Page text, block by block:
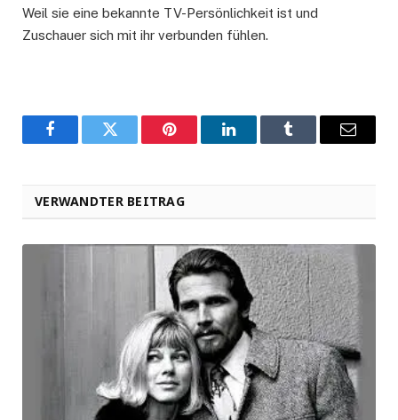
Weil sie eine bekannte TV-Persönlichkeit ist und
Zuschauer sich mit ihr verbunden fühlen.
FacebookTwitter Pinterest LinkedInTumblr Email
VERWANDTER BEITRAG